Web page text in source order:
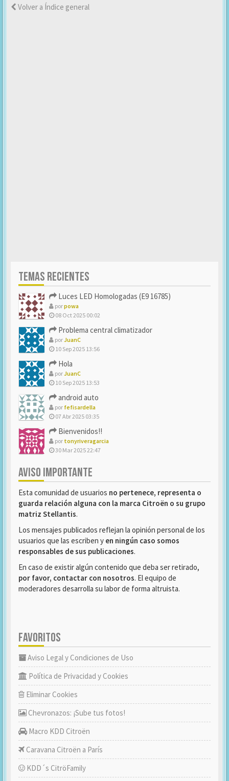
Volver a Índice general
TEMAS RECIENTES
Luces LED Homologadas (E9 16785)
porpowa
08 Oct 2025 00:02
Problema central climatizador
porJuanC
10 Sep 2025 13:56
Hola
porJuanC
10 Sep 2025 13:53
android auto
por fefisardella
07 Abr 2025 03:35
Bienvenidos!!
por tonyriveragarcia
30 Mar 2025 22:47
AVISO IMPORTANTE
Esta comunidad de usuarios no pertenece, representa o
guarda relación alguna con la marca Citroën o su grupo
matriz Stellantis.
Los mensajes publicados reflejan la opinión personal de los
usuarios que las escriben y en ningún caso somos
responsables de sus publicaciones.
En caso de existir algún contenido que deba ser retirado,
por favor, contactar con nosotros. El equipo de
moderadores desarrolla su labor de forma altruista.
FAVORITOS
Aviso Legal y Condiciones de Uso
Política de Privacidad y Cookies
Eliminar Cookies
Chevronazos: ¡Sube tus fotos!
Macro KDD Citroën
Caravana Citroën a París
KDD´s CitröFamily